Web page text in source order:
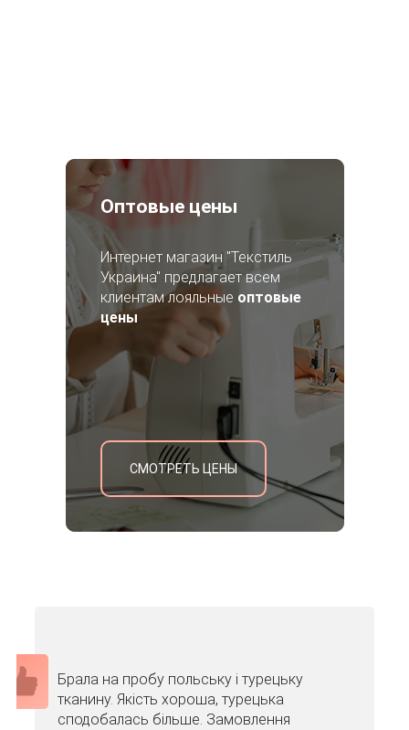
Оптовые цены
Интернет магазин "Текстиль
Украина" предлагает всем
клиентам лояльные оптовые
цены
СМОТРЕТЬ ЦЕНЫ
Брала на пробу польську і турецьку
тканину. Якість хороша, турецька
сподобалась більше. Замовлення